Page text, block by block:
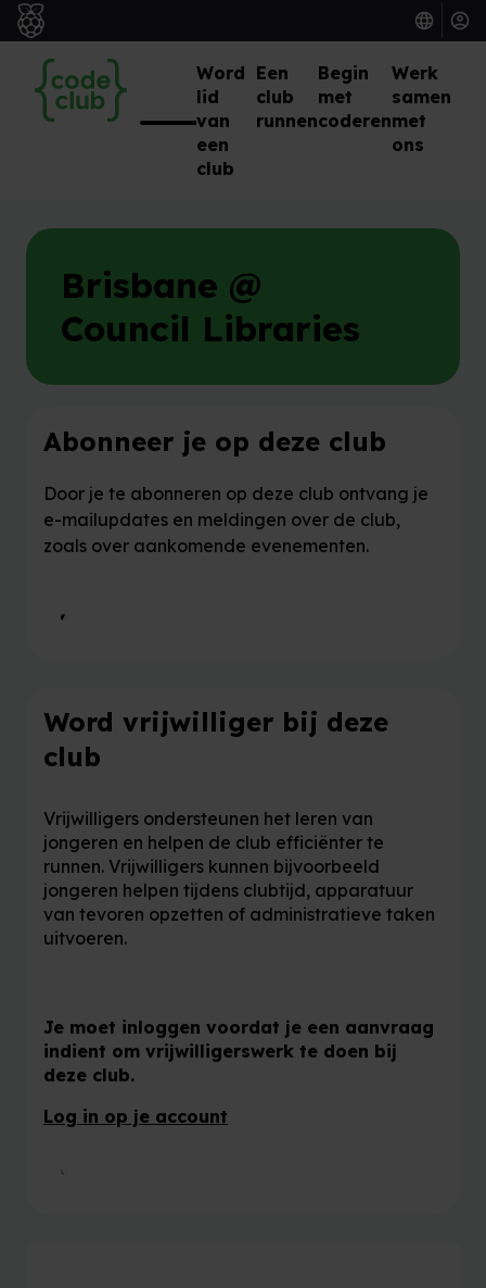
Word
lid
van
een
club
Een
club
runnen
Begin
met
coderen
Werk
samen
met
ons
Brisbane @
Council Libraries
Abonneer je op deze club
Door je te abonneren op deze club ontvang je
e-mailupdates en meldingen over de club,
zoals over aankomende evenementen.
Abonneer je op deze club
Word vrijwilliger bij deze
club
Vrijwilligers ondersteunen het leren van
jongeren en helpen de club efficiënter te
runnen. Vrijwilligers kunnen bijvoorbeeld
jongeren helpen tijdens clubtijd, apparatuur
van tevoren opzetten of administratieve taken
uitvoeren.
Je moet inloggen voordat je een aanvraag
indient om vrijwilligerswerk te doen bij
deze club.
Log in op je account